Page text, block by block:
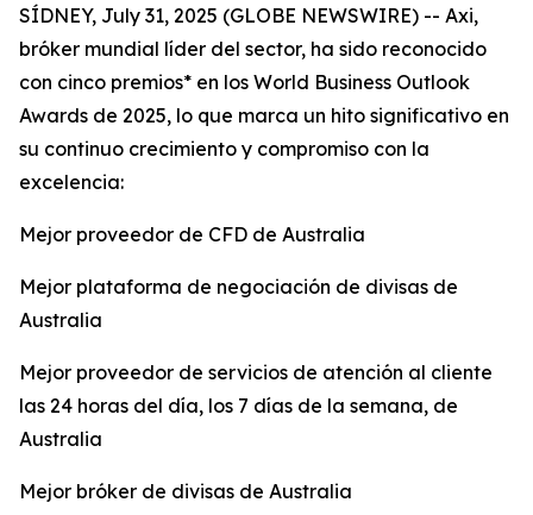
SÍDNEY, July 31, 2025 (GLOBE NEWSWIRE) -- Axi,
bróker mundial líder del sector, ha sido reconocido
con cinco premios* en los World Business Outlook
Awards de 2025, lo que marca un hito significativo en
su continuo crecimiento y compromiso con la
excelencia:
Mejor proveedor de CFD de Australia
Mejor plataforma de negociación de divisas de
Australia
Mejor proveedor de servicios de atención al cliente
las 24 horas del día, los 7 días de la semana, de
Australia
Mejor bróker de divisas de Australia